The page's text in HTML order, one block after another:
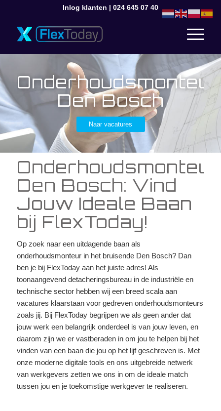
Inlog klanten | 024 645 07 40
Onderhoudsmonteur
Den Bosch
Naar vacatures
Onderhoudsmonteur
Den Bosch: Vind
Jouw Ideale Baan
bij FlexToday!
Op zoek naar een uitdagende baan als
onderhoudsmonteur in het bruisende Den Bosch? Dan
ben je bij FlexToday aan het juiste adres! Als
toonaangevend detacheringsbureau in de industriële en
technische sector hebben wij een breed scala aan
vacatures klaarstaan voor gedreven onderhoudsmonteurs
zoals jij. Bij FlexToday begrijpen we als geen ander dat
jouw werk een belangrijk onderdeel is van jouw leven, en
daarom zijn we er vastberaden in om jou te helpen bij het
vinden van een baan die jou op het lijf geschreven is. Met
onze moderne digitale tools en ons uitgebreide netwerk
van werkgevers zetten we ons in om de ideale match
tussen jou en je toekomstige werkgever te realiseren.